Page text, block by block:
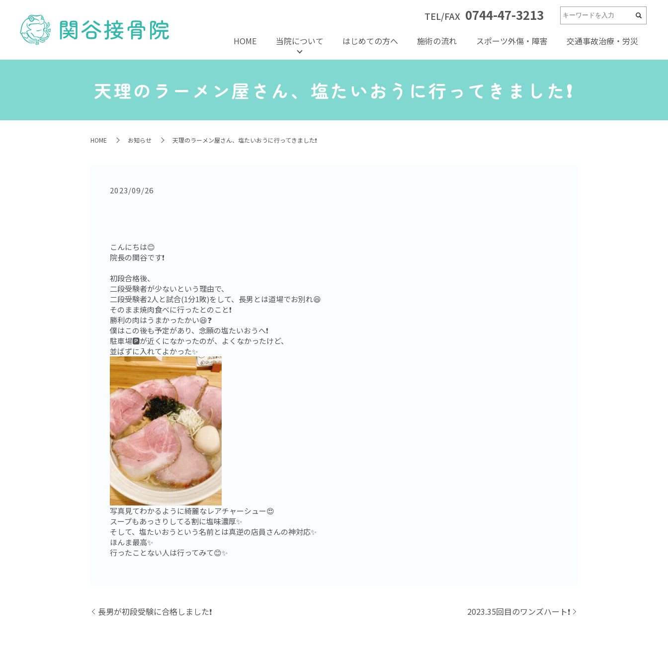
TEL/FAX 0744-47-3213
HOME 当院について はじめての方へ 施術の流れ スポーツ外傷・障害 交通事故治療・労災
天理のラーメン屋さん、塩たいおうに行ってきました❗️
HOME お知らせ 天理のラーメン屋さん、塩たいおうに行ってきました❗️
2023/09/26
こんにちは😊
院長の関谷です❗️
初段合格後、
二段受験者が少ないという理由で、
二段受験者2人と試合(1分1敗)をして、長男とは道場でお別れ😆
そのまま焼肉食べに行ったとのこと❗️
勝利の肉はうまかったかい😆❓
僕はこの後も予定があり、念願の塩たいおうへ❗️
駐車場🅿️が近くになかったのが、よくなかったけど、
並ばずに入れてよかった✨
写真見てわかるように綺麗なレアチャーシュー😍
スープもあっさりしてる割に塩味濃厚✨
そして、塩たいおうという名前とは真逆の店員さんの神対応✨
ほんま最高✨
行ったことない人は行ってみて😊✨
長男が初段受験に合格しました❗️ 2023.35回目のワンズハート❗️